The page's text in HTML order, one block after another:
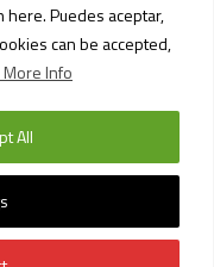
here. Puedes aceptar,
can be accepted,
More Info
All
/ SIAM MALL MALL ©